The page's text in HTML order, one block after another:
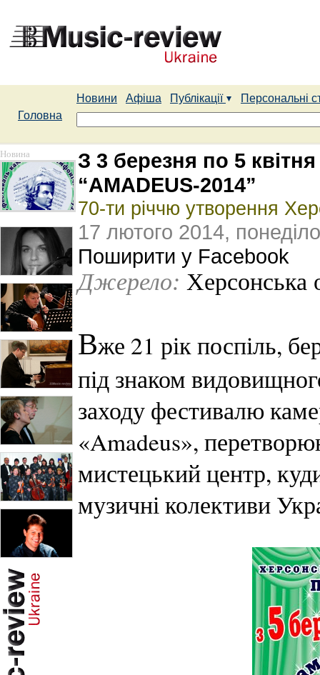
Новини Афіша Публікації
Персональні
Головна
Новина
З 3 березня по 5
“AMADEUS-2014”
70-ти річчю утворення
17 лютого 2014,
Поширити у Facebook
Джерело: Херсонська
Вже 21 рік поспіль,
під знаком
заходу фестивалю
«Amadeus»,
мистецький центр,
музичні колективи